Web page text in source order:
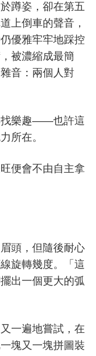
蹲姿，卻在第五
上倒車的聲音，
優雅牢牢地踩控
被濃縮成最簡
音：兩個人對
樂趣——也許這
所在。
便會不由自主拿
頭，但隨後耐心
旋轉幾度。「這
出一個更大的弧
一遍地嘗試，在
塊又一塊拼圖裝